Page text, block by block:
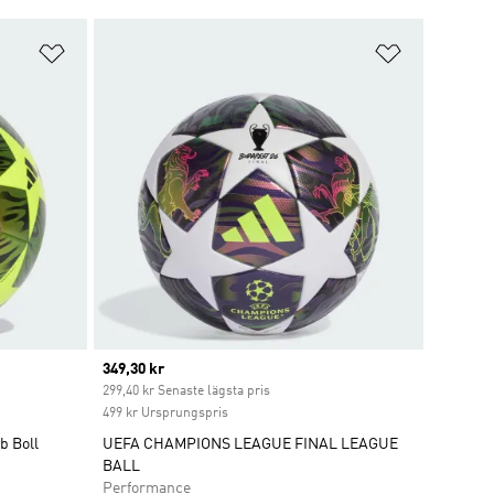
Boll
Current price
349,30 kr
299,40 kr Senaste lägsta pris
499 kr Ursprungspris
UEFA CHAMPIONS LEAGUE FINAL LEAGUE
BALL
Performance